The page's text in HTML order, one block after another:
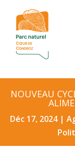
NOUVEAU
Déc 17, 2024|